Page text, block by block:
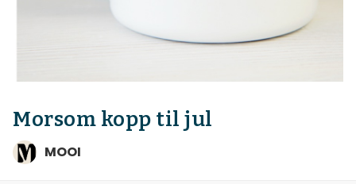
Morsom kopp til jul
MOOI